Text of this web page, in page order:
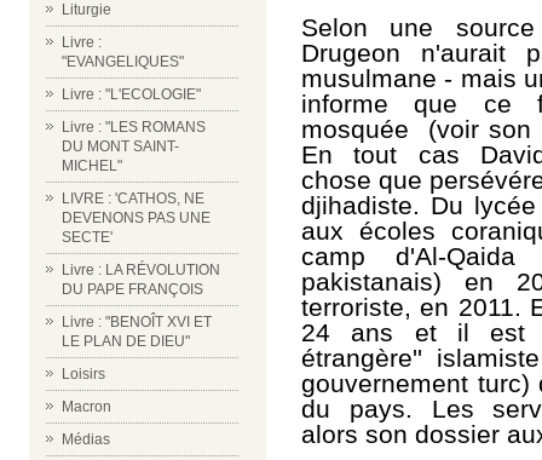
Liturgie
Livre :
"EVANGELIQUES"
Livre : "L'ECOLOGIE"
Livre : "LES ROMANS
DU MONT SAINT-
MICHEL"
LIVRE : 'CATHOS, NE
DEVENONS PAS UNE
SECTE'
Livre : LA RÉVOLUTION
DU PAPE FRANÇOIS
Livre : "BENOÎT XVI ET
LE PLAN DE DIEU"
Loisirs
Macron
Médias
Selon une
Drugeon n'aurait
musulmane - mais
informe que ce
mosquée (voir son
En tout cas
chose que
djihadiste. Du
aux écoles
camp d'Al-Qaida
pakistanais) en
terroriste, en 2011.
24 ans et il est
étrangère''
gouvernement
du pays. Les
alors son dossier